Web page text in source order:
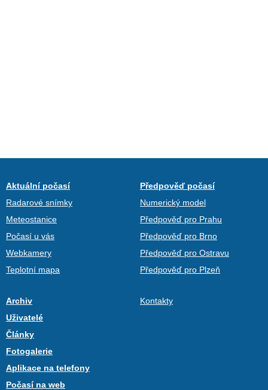
Aktuální počasí
Radarové snímky
Meteostanice
Počasí u vás
Webkamery
Teplotní mapa
Předpověď počasí
Numerický model
Předpověď pro Prahu
Předpověď pro Brno
Předpověď pro Ostravu
Předpověď pro Plzeň
Archiv
Uživatelé
Články
Fotogalerie
Aplikace na telefony
Počasí na web
Kontakty